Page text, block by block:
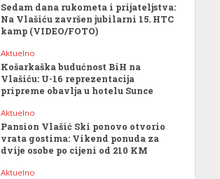
Sedam dana rukometa i prijateljstva:
Na Vlašiću završen jubilarni 15. HTC
kamp (VIDEO/FOTO)
Aktuelno
Košarkaška budućnost BiH na
Vlašiću: U-16 reprezentacija
pripreme obavlja u hotelu Sunce
Aktuelno
Pansion Vlašić Ski ponovo otvorio
vrata gostima: Vikend ponuda za
dvije osobe po cijeni od 210 KM
Aktuelno